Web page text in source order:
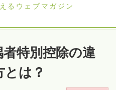
るウェブマガジン
特別控除の違
は？